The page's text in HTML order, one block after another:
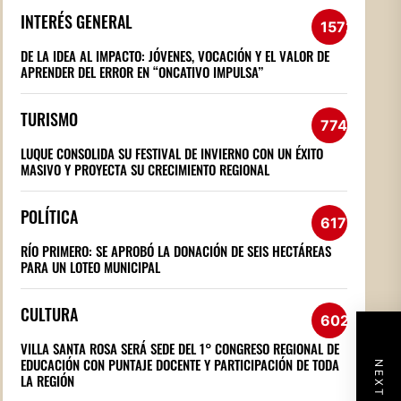
INTERÉS GENERAL 1572
DE LA IDEA AL IMPACTO: JÓVENES, VOCACIÓN Y EL VALOR DE
APRENDER DEL ERROR EN “ONCATIVO IMPULSA”
TURISMO 774
LUQUE CONSOLIDA SU FESTIVAL DE INVIERNO CON UN ÉXITO
MASIVO Y PROYECTA SU CRECIMIENTO REGIONAL
POLÍTICA 617
RÍO PRIMERO: SE APROBÓ LA DONACIÓN DE SEIS HECTÁREAS
PARA UN LOTEO MUNICIPAL
CULTURA 602
VILLA SANTA ROSA SERÁ SEDE DEL 1° CONGRESO REGIONAL DE
EDUCACIÓN CON PUNTAJE DOCENTE Y PARTICIPACIÓN DE TODA
LA REGIÓN